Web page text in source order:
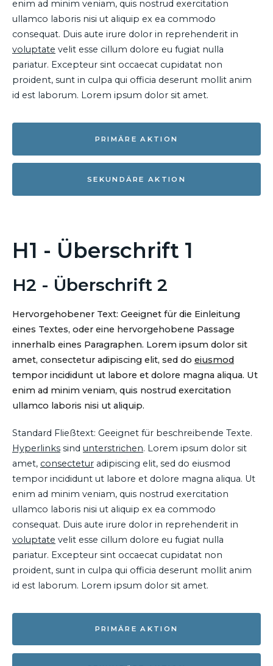
enim ad minim veniam, quis nostrud exercitation
ullamco laboris nisi ut aliquip ex ea commodo
consequat. Duis aute irure dolor in reprehenderit in
voluptate velit esse cillum dolore eu fugiat nulla
pariatur. Excepteur sint occaecat cupidatat non
proident, sunt in culpa qui officia deserunt mollit anim
id est laborum. Lorem ipsum dolor sit amet.
PRIMÄRE AKTION
SEKUNDÄRE AKTION
H1 - Überschrift 1
H2 - Überschrift 2
Hervorgehobener Text: Geeignet für die Einleitung
eines Textes, oder eine hervorgehobene Passage
innerhalb eines Paragraphen. Lorem ipsum dolor sit
amet, consectetur adipiscing elit, sed do eiusmod
tempor incididunt ut labore et dolore magna aliqua. Ut
enim ad minim veniam, quis nostrud exercitation
ullamco laboris nisi ut aliquip.
Standard Fließtext: Geeignet für beschreibende Texte.
Hyperlinks sind unterstrichen. Lorem ipsum dolor sit
amet, consectetur adipiscing elit, sed do eiusmod
tempor incididunt ut labore et dolore magna aliqua. Ut
enim ad minim veniam, quis nostrud exercitation
ullamco laboris nisi ut aliquip ex ea commodo
consequat. Duis aute irure dolor in reprehenderit in
voluptate velit esse cillum dolore eu fugiat nulla
pariatur. Excepteur sint occaecat cupidatat non
proident, sunt in culpa qui officia deserunt mollit anim
id est laborum. Lorem ipsum dolor sit amet.
PRIMÄRE AKTION